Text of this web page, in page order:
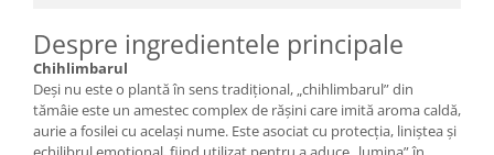
Despre ingredientele principale
Chihlimbarul
Deși nu este o plantă în sens tradițional, „chihlimbarul” din
tămâie este un amestec complex de rășini care imită aroma caldă,
aurie a fosilei cu același nume. Este asociat cu protecția, liniștea și